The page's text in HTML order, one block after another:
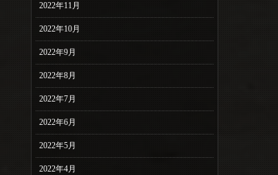
2022年11月
2022年10月
2022年9月
2022年8月
2022年7月
2022年6月
2022年5月
2022年4月